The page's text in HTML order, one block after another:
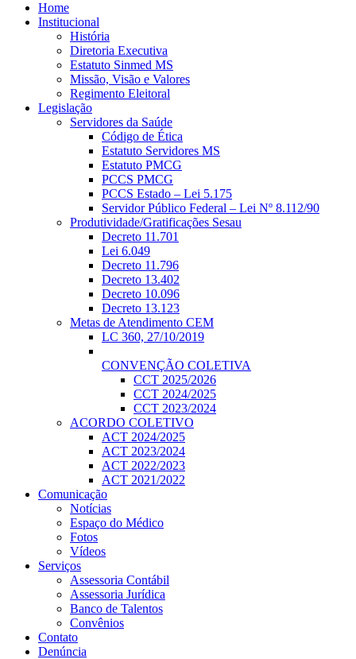
Home
Institucional
História
Diretoria Executiva
Estatuto Sinmed MS
Missão, Visão e Valores
Regimento Eleitoral
Legislação
Servidores da Saúde
Código de Ética
Estatuto Servidores MS
Estatuto PMCG
PCCS PMCG
PCCS Estado – Lei 5.175
Servidor Público Federal – Lei Nº 8.112/90
Produtividade/Gratificações Sesau
Decreto 11.701
Lei 6.049
Decreto 11.796
Decreto 13.402
Decreto 10.096
Decreto 13.123
Metas de Atendimento CEM
LC 360, 27/10/2019
CONVENÇÃO COLETIVA
CCT 2025/2026
CCT 2024/2025
CCT 2023/2024
ACORDO COLETIVO
ACT 2024/2025
ACT 2023/2024
ACT 2022/2023
ACT 2021/2022
Comunicação
Notícias
Espaço do Médico
Fotos
Vídeos
Serviços
Assessoria Contábil
Assessoria Jurídica
Banco de Talentos
Convênios
Contato
Denúncia